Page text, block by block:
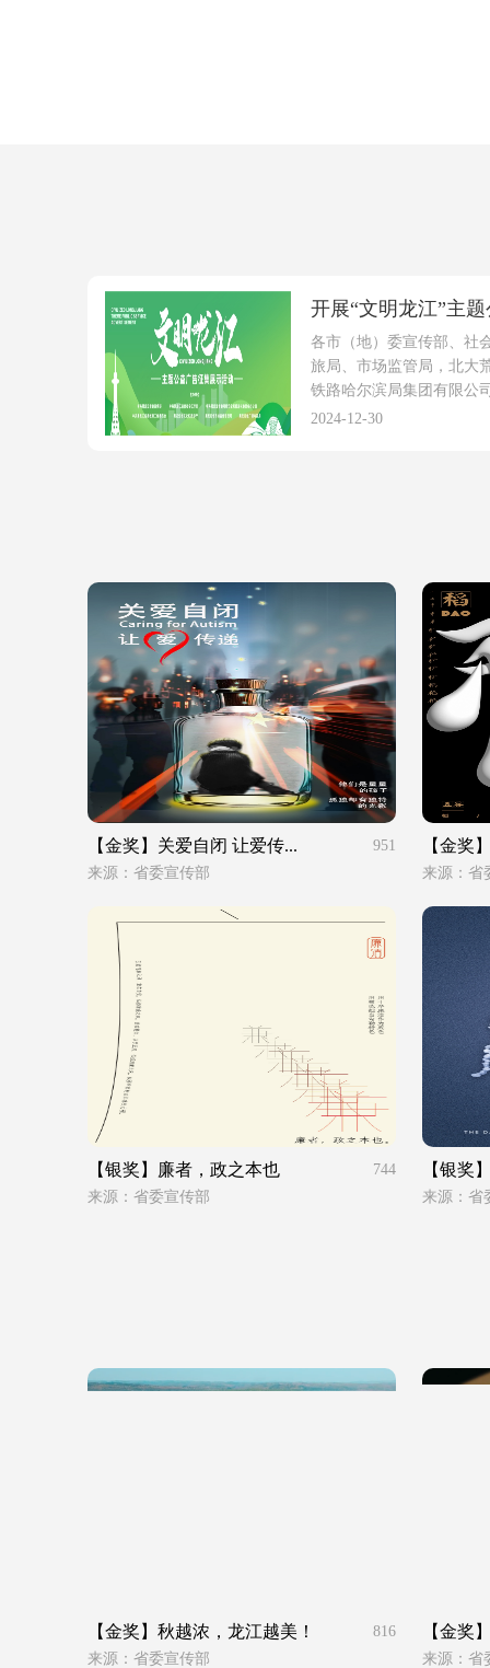
开展“文明龙江”主
各市（地）委宣传部、社
旅局、市场监管局，北大
铁路哈尔滨局集团有限公
（党...
2024-12-30
951
【金奖】关爱自闭 让爱传...
来源：省委宣传部
【金奖
来源：省
744
【银奖】廉者，政之本也
来源：省委宣传部
【银奖
来源：省
816
【金奖】秋越浓，龙江越美！
来源：省委宣传部
【金奖
来源：省